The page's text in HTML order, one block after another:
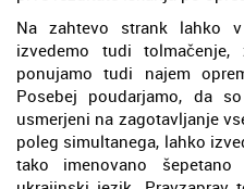
Na zahtevo strank lahko
izvedemo tudi tolmačenje,
ponujamo tudi najem
Posebej poudarjamo, da
usmerjeni na zagotavljanje
poleg simultanega, lahko
tako imenovano